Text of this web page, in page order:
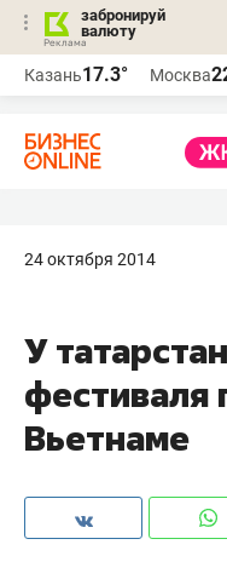
забронируй
валюту
Казань17.3° Москва
24 октября 2014
У
фестиваля
Вьетнаме